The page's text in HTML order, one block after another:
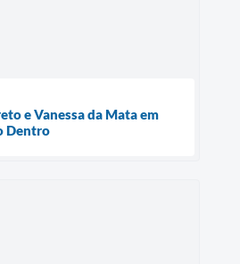
e Vanessa da Mata em
Dentro